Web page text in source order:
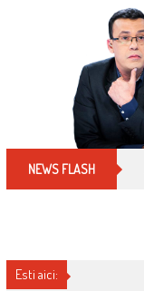
NEWS FLASH
Esti aici: